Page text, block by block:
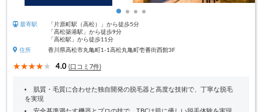
最寄駅
「片原町駅（高松）」から徒歩5分
「高松築港駅」から徒歩9分
「高松駅」から徒歩11分
住所
香川県高松市丸亀町1-1高松丸亀町壱番街西館3F
4.0 (口コミ7件)
肌質・毛質に合わせた独自開発の脱毛器と高度な技術で、丁寧な脱毛
を実現